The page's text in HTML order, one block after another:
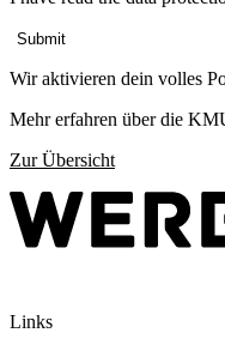
Submit
Wir aktivieren dein volles
Mehr erfahren über die
Zur Übersicht
Links